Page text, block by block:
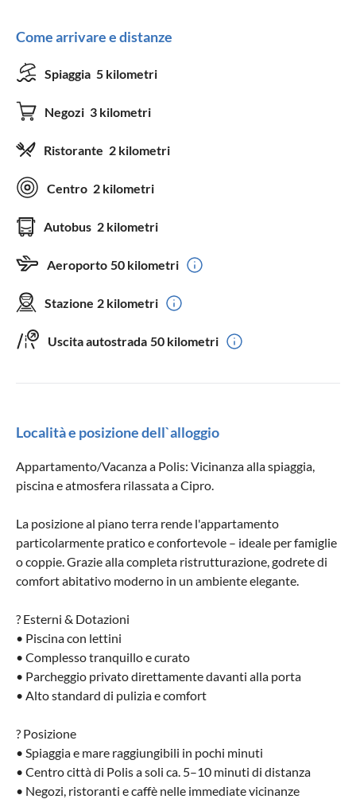
Come arrivare e distanze
Spiaggia 5 kilometri
Negozi 3 kilometri
Ristorante 2 kilometri
Centro 2 kilometri
Autobus 2 kilometri
Aeroporto 50 kilometri
Stazione 2 kilometri
Uscita autostrada 50 kilometri
Località e posizione dell`alloggio
Appartamento/Vacanza a Polis: Vicinanza alla spiaggia,
piscina e atmosfera rilassata a Cipro.
La posizione al piano terra rende l'appartamento
particolarmente pratico e confortevole – ideale per famiglie
o coppie. Grazie alla completa ristrutturazione, godrete di
comfort abitativo moderno in un ambiente elegante.
? Esterni & Dotazioni
• Piscina con lettini
• Complesso tranquillo e curato
• Parcheggio privato direttamente davanti alla porta
• Alto standard di pulizia e comfort
? Posizione
• Spiaggia e mare raggiungibili in pochi minuti
• Centro città di Polis a soli ca. 5–10 minuti di distanza
• Negozi, ristoranti e caffè nelle immediate vicinanze